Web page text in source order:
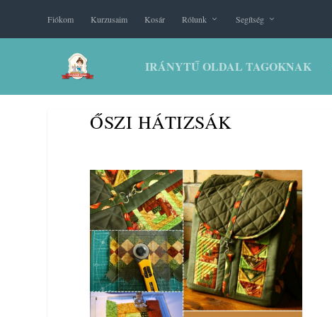
Fiókom Kurzusaim Kosár Rólunk Segítség
IRÁNYTŰ OLDAL TAGOKNAK
ŐSZI HÁTIZSÁK